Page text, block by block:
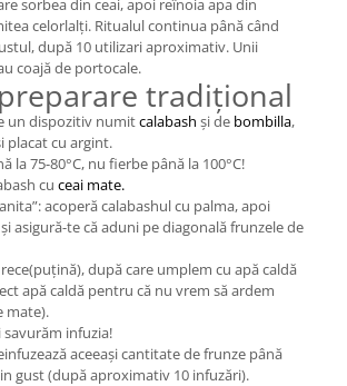
sorbea din ceai, apoi reînoia apa din
celorlalți. Ritualul continua până când
după 10 utilizari aproximativ. Unii
coajă de portocale.
tradițional
un dispozitiv numitcalabash și de bombilla,
placat cu argint.
la 75-80°C, nu fierbe până la 100°C!
cu ceai mate.
acoperă calabashul cu palma, apoi
asigură-te că aduni pe diagonală frunzele de
după care umplem cu apă caldă
apă caldă pentru că nu vrem să ardem
mate).
savurăm infuzia!
aceeași cantitate de frunze până
gust (după aproximativ 10 infuzări).